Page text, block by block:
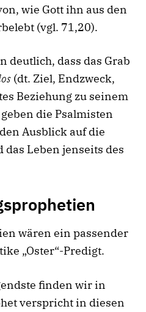
wie Gott ihn aus den
(vgl. 71,20).
deutlich, dass das Grab
(dt. Ziel, Endzweck,
Beziehung zu seinem
die Psalmisten
Ausblick auf die
das Leben jenseits des
wären ein passender
„Oster“-Predigt.
finden wir in
verspricht in diesen